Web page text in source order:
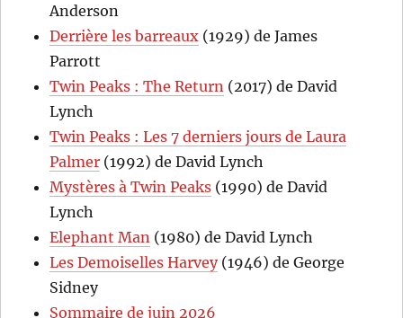
Anderson
Derrière les barreaux (1929) de James
Parrott
Twin Peaks : The Return (2017) de David
Lynch
Twin Peaks : Les 7 derniers jours de Laura
Palmer (1992) de David Lynch
Mystères à Twin Peaks (1990) de David
Lynch
Elephant Man (1980) de David Lynch
Les Demoiselles Harvey(1946) de George
Sidney
Sommaire de juin 2026